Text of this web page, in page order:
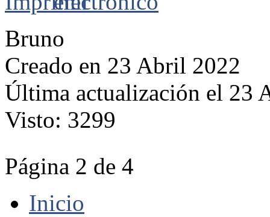
Bruno
Creado en 23 Abril 2022
Última actualización el 23
Visto: 3299
Página 2 de 4
Inicio